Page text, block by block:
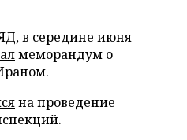
в середине июня
меморандум о
на проведение